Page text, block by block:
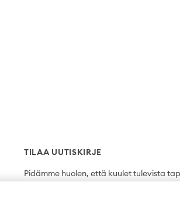
TILAA UUTISKIRJE
Pidämme huolen, että kuulet tulevista
uutuuksista ensimmäisten joukossa.